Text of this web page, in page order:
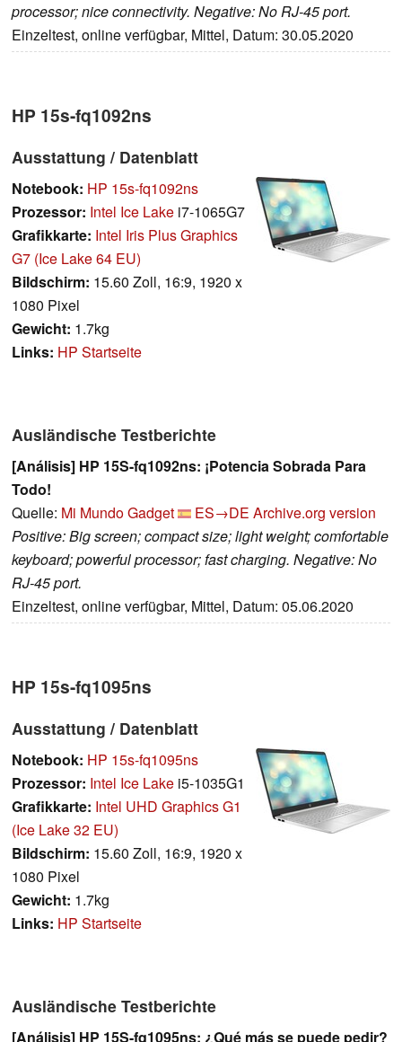
processor; nice connectivity. Negative: No RJ-45 port.
Einzeltest, online verfügbar, Mittel, Datum: 30.05.2020
HP 15s-fq1092ns
Ausstattung / Datenblatt
Notebook: HP 15s-fq1092ns
Prozessor: Intel Ice Lake i7-1065G7
Grafikkarte: Intel Iris Plus Graphics
G7 (Ice Lake 64 EU)
Bildschirm: 15.60 Zoll, 16:9, 1920 x
1080 Pixel
Gewicht: 1.7kg
Links: HP Startseite
Ausländische Testberichte
[Análisis] HP 15S-fq1092ns: ¡Potencia Sobrada Para
Todo!
Quelle: Mi Mundo Gadget ES→DE Archive.org version
Positive: Big screen; compact size; light weight; comfortable
keyboard; powerful processor; fast charging. Negative: No
RJ-45 port.
Einzeltest, online verfügbar, Mittel, Datum: 05.06.2020
HP 15s-fq1095ns
Ausstattung / Datenblatt
Notebook: HP 15s-fq1095ns
Prozessor: Intel Ice Lake i5-1035G1
Grafikkarte: Intel UHD Graphics G1
(Ice Lake 32 EU)
Bildschirm: 15.60 Zoll, 16:9, 1920 x
1080 Pixel
Gewicht: 1.7kg
Links: HP Startseite
Ausländische Testberichte
[Análisis] HP 15S-fq1095ns: ¿Qué más se puede pedir?